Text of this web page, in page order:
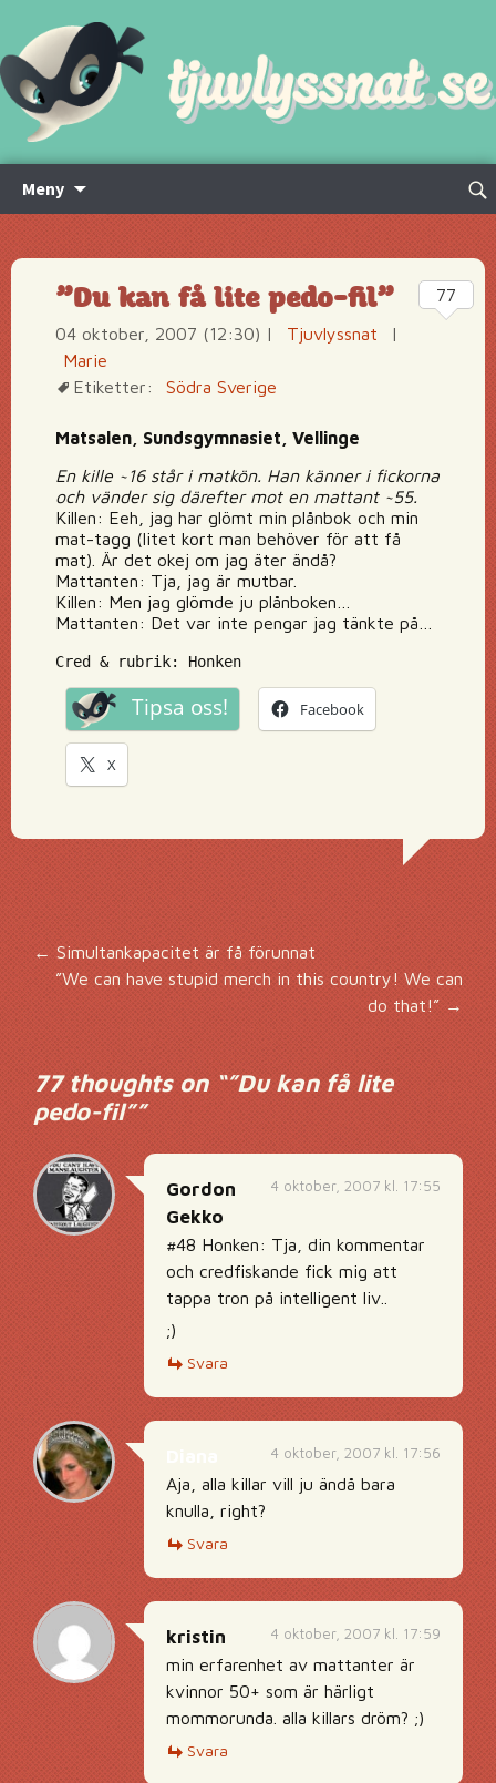
Meny
innehåll
Sök
”Du kan få lite pedo-fil”
04 oktober, 2007 (12:30) | Tjuvlyssnat
|
Marie
Etiketter:
Södra Sverige
Matsalen, Sundsgymnasiet, Vellinge
En kille ~16 står i matkön. Han känner i fickorna
och vänder sig därefter mot en mattant ~55.
Killen: Eeh, jag har glömt min plånbok och min
mat-tagg (litet kort man behöver för att få
mat). Är det okej om jag äter ändå?
Mattanten: Tja, jag är mutbar.
Killen: Men jag glömde ju plånboken…
Mattanten: Det var inte pengar jag tänkte på…
Cred & rubrik: Honken
Tipsa oss! Facebook
X
77
Inläggsnavigering
←Simultankapacitet är få förunnat
”We can have stupid merch in this country! We can
do that!”→
77 thoughts on “”Du kan få lite
pedo-fil””
4 oktober, 2007 kl. 17:55
Gordon
Gekko
#48 Honken: Tja, din kommentar
och credfiskande fick mig att
tappa tron på intelligent liv..
;)
Svara
4 oktober, 2007 kl. 17:56
Aja, alla killar vill ju ändå bara
knulla, right?
Svara
4 oktober, 2007 kl. 17:59
kristin
min erfarenhet av mattanter är
kvinnor 50+ som är härligt
mommorunda. alla killars dröm? ;)
Svara